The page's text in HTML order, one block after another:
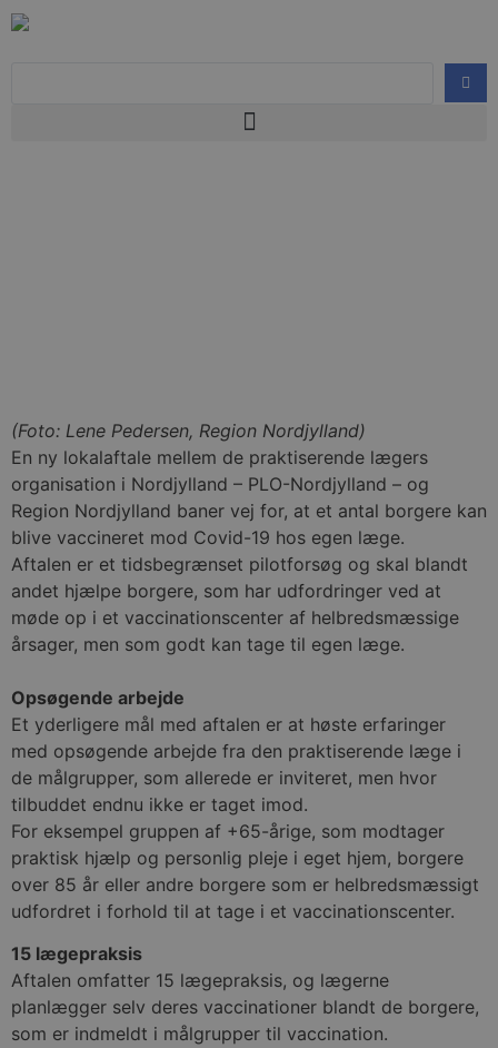
(Foto: Lene Pedersen, Region Nordjylland)
En ny lokalaftale mellem de praktiserende lægers
organisation i Nordjylland – PLO-Nordjylland – og
Region Nordjylland baner vej for, at et antal borgere kan
blive vaccineret mod Covid-19 hos egen læge.
Aftalen er et tidsbegrænset pilotforsøg og skal blandt
andet hjælpe borgere, som har udfordringer ved at
møde op i et vaccinationscenter af helbredsmæssige
årsager, men som godt kan tage til egen læge.
Opsøgende arbejde
Et yderligere mål med aftalen er at høste erfaringer
med opsøgende arbejde fra den praktiserende læge i
de målgrupper, som allerede er inviteret, men hvor
tilbuddet endnu ikke er taget imod.
For eksempel gruppen af +65-årige, som modtager
praktisk hjælp og personlig pleje i eget hjem, borgere
over 85 år eller andre borgere som er helbredsmæssigt
udfordret i forhold til at tage i et vaccinationscenter.
15 lægepraksis
Aftalen omfatter 15 lægepraksis, og lægerne
planlægger selv deres vaccinationer blandt de borgere,
som er indmeldt i målgrupper til vaccination.